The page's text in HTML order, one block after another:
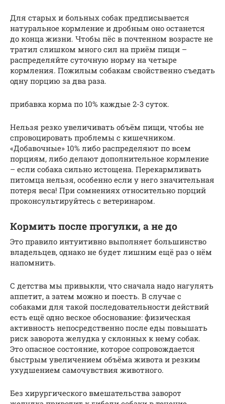
Для старых и больных собак предписывается
натуральное кормление и дробным оно останется
до конца жизни. Чтобы пёс в почтенном возрасте не
тратил слишком много сил на приём пищи –
распределяйте суточную норму на четыре
кормления. Пожилым собакам свойственно съедать
одну порцию за два раза.
прибавка корма по 10% каждые 2-3 суток.
Нельзя резко увеличивать объём пищи, чтобы не
спровоцировать проблемы с кишечником.
«Добавочные» 10% либо распределяют по всем
порциям, либо делают дополнительное кормление
– если собака сильно истощена. Перекармливать
питомца нельзя, особенно если у него значительная
потеря веса! При сомнениях относительно порций
проконсультируйтесь с ветеринаром.
Кормить после прогулки, а не до
Это правило интуитивно выполняет большинство
владельцев, однако не будет лишним ещё раз о нём
напомнить.
С детства мы привыкли, что сначала надо нагулять
аппетит, а затем можно и поесть. В случае с
собаками для такой последовательности действий
есть ещё одно веское обоснование: физическая
активность непосредственно после еды повышать
риск заворота желудка у склонных к нему собак.
Это опасное состояние, которое сопровождается
быстрым увеличением объёма живота и резким
ухудшением самочувствия животного.
Без хирургического вмешательства заворот